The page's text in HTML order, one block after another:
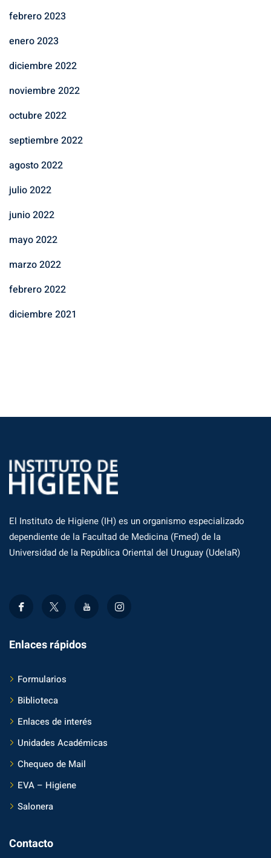
febrero 2023
enero 2023
diciembre 2022
noviembre 2022
octubre 2022
septiembre 2022
agosto 2022
julio 2022
junio 2022
mayo 2022
marzo 2022
febrero 2022
diciembre 2021
El Instituto de Higiene (IH) es un organismo especializado
dependiente de la Facultad de Medicina (Fmed) de la
Universidad de la República Oriental del Uruguay (UdelaR)
Enlaces rápidos
Formularios
Biblioteca
Enlaces de interés
Unidades Académicas
Chequeo de Mail
EVA – Higiene
Salonera
Contacto